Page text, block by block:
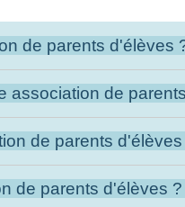
de parents d'élèves
association de
de parents d'élèves
de parents d'élèves ?